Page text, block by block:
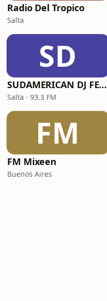
Radio Del Tropico
Salta
SD
SUDAMERICAN DJ FEST
Salta · 93.3 FM
FM
FM Mixeen
Buenos Aires